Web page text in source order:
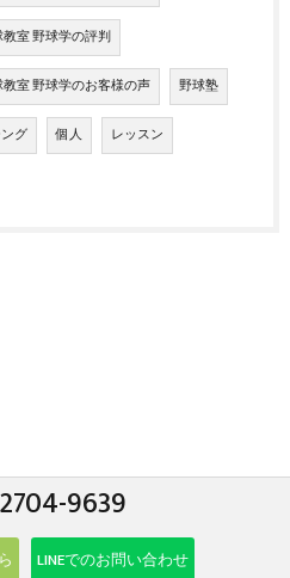
室 野球学の評判
室 野球学のお客様の声 野球塾
グ 個人 レッスン
9639
LINEでのお問い合わせ